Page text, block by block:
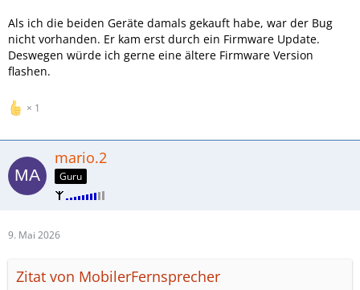
Als ich die beiden Geräte damals gekauft habe, war der Bug
nicht vorhanden. Er kam erst durch ein Firmware Update.
Deswegen würde ich gerne eine ältere Firmware Version
flashen.
1
mario.2
Guru
9. Mai 2026
Zitat von MobilerFernsprecher